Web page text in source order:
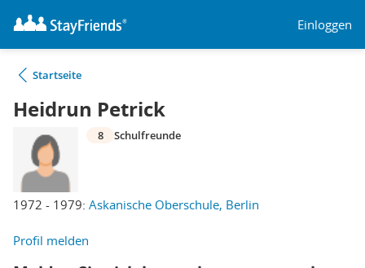
Einloggen
Startseite
Heidrun Petrick
1972 - 1979: Askanische Oberschule, Berlin
8 Schulfreunde
Profil melden